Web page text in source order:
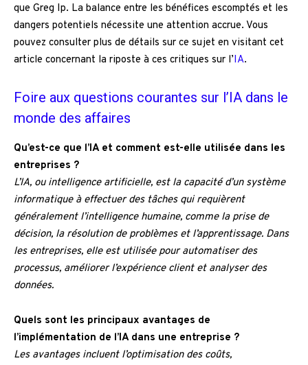
que Greg Ip. La balance entre les bénéfices escomptés et les
dangers potentiels nécessite une attention accrue. Vous
pouvez consulter plus de détails sur ce sujet en visitant cet
article concernant la riposte à ces critiques sur l’IA.
Foire aux questions courantes sur l’IA dans le
monde des affaires
Qu’est-ce que l’IA et comment est-elle utilisée dans les
entreprises ?
L’IA, ou intelligence artificielle, est la capacité d’un système
informatique à effectuer des tâches qui requièrent
généralement l’intelligence humaine, comme la prise de
décision, la résolution de problèmes et l’apprentissage. Dans
les entreprises, elle est utilisée pour automatiser des
processus, améliorer l’expérience client et analyser des
données.
Quels sont les principaux avantages de
l’implémentation de l’IA dans une entreprise ?
Les avantages incluent l’optimisation des coûts,